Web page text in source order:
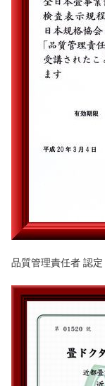
品質管理責任者 認定